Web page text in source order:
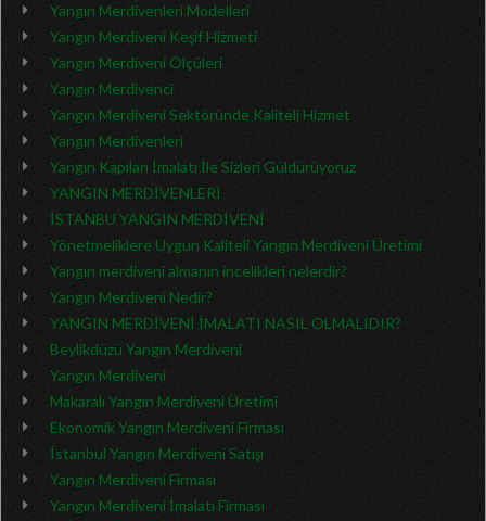
Yangın Merdivenleri Modelleri
Yangın Merdiveni Keşif Hizmeti
Yangın Merdiveni Ölçüleri
Yangın Merdivenci
Yangın Merdiveni Sektöründe Kaliteli Hizmet
Yangın Merdivenleri
Yangın Kapıları İmalatı İle Sizleri Güldürüyoruz
YANGIN MERDİVENLERİ
İSTANBU YANGIN MERDİVENİ
Yönetmeliklere Uygun Kaliteli Yangın Merdiveni Üretimi
Yangın merdiveni almanın incelikleri nelerdir?
Yangın Merdiveni Nedir?
YANGIN MERDİVENİ İMALATI NASIL OLMALIDIR?
Beylikdüzü Yangın Merdiveni
Yangın Merdiveni
Makaralı Yangın Merdiveni Üretimi
Ekonomik Yangın Merdiveni Firması
İstanbul Yangın Merdiveni Satışı
Yangın Merdiveni Firması
Yangın Merdiveni İmalatı Firması